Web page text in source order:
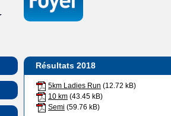
Résultats 2018
5km Ladies Run (12.72 kB)
10 km (43.45 kB)
Semi (59.76 kB)